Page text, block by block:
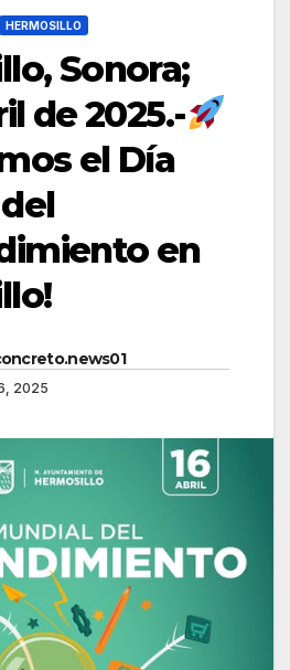
HERMOSILLO
Sonora;
de 2025.-
el Día
en
2025